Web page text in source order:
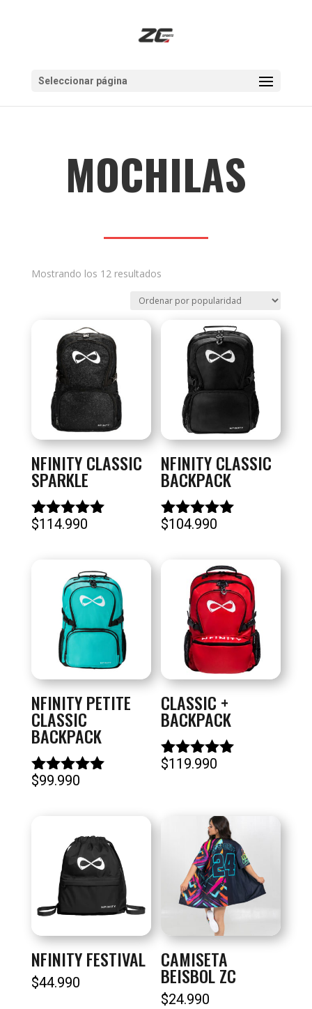
Seleccionar página
MOCHILAS
Mostrando los 12 resultadosOrdenado
popularidad
NFINITY CLASSIC
SPARKLE
Valorado
$114.990
NFINITY CLASSIC
BACKPACK
Valorado
$104.990
NFINITY PETITE
CLASSIC
BACKPACK
Valorado
$99.990
CLASSIC +
BACKPACK
Valorado
$119.990
NFINITY FESTIVAL
$44.990
CAMISETA
BEISBOL ZC
$24.990